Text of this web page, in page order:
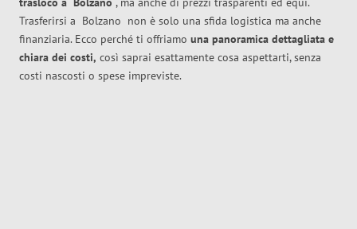
Trasferirsi a Bolzano non è solo una sfida logistica ma anche
finanziaria. Ecco perché ti offriamo una panoramica dettagliata e
chiara dei costi, così saprai esattamente cosa aspettarti, senza
costi nascosti o spese impreviste.